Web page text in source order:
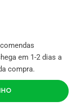
em 1-2 dias a
compra.